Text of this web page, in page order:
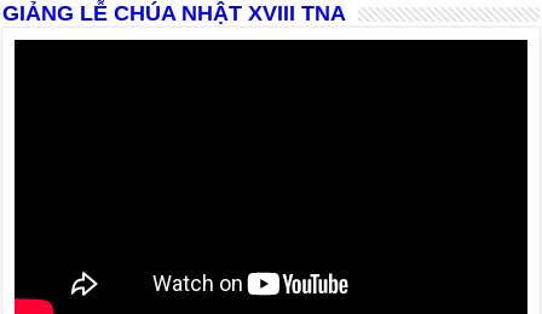
GIẢNG LỄ CHÚA NHẬT XVIII TNA